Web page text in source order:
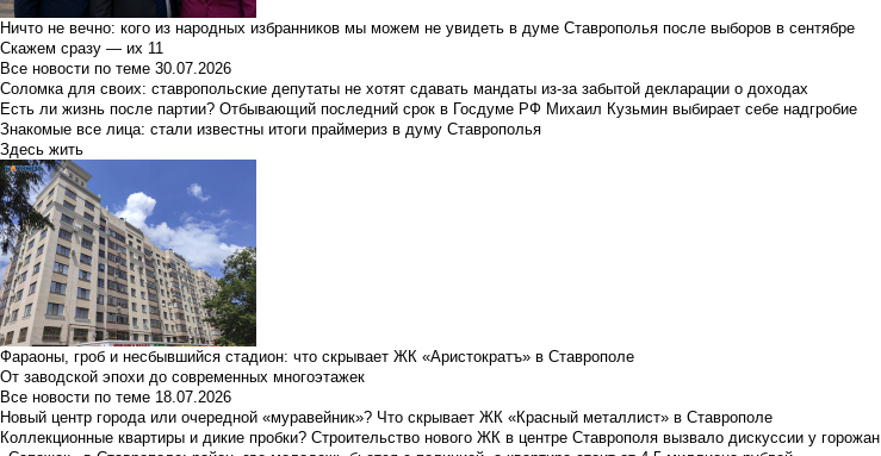
Ничто не вечно: кого из народных избранников мы можем не увидеть в думе Ставрополья после выборов в сентябре
Скажем сразу — их 11
Все новости по теме 30.07.2026
Соломка для своих: ставропольские депутаты не хотят сдавать мандаты из-за забытой декларации о доходах
Есть ли жизнь после партии? Отбывающий последний срок в Госдуме РФ Михаил Кузьмин выбирает себе надгробие
Знакомые все лица: стали известны итоги праймериз в думу Ставрополья
Здесь жить
Фараоны, гроб и несбывшийся стадион: что скрывает ЖК «Аристократъ» в Ставрополе
От заводской эпохи до современных многоэтажек
Все новости по теме 18.07.2026
Новый центр города или очередной «муравейник»? Что скрывает ЖК «Красный металлист» в Ставрополе
Коллекционные квартиры и дикие пробки? Строительство нового ЖК в центре Ставрополя вызвало дискуссии у горожан